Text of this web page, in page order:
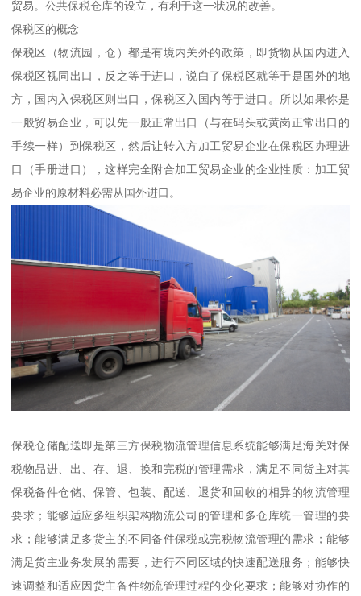
贸易。公共保税仓库的设立，有利于这一状况的改善。
保税区的概念
保税区（物流园，仓）都是有境内关外的政策，即货物从国内进入
保税区视同出口，反之等于进口，说白了保税区就等于是国外的地
方，国内入保税区则出口，保税区入国内等于进口。所以如果你是
一般贸易企业，可以先一般正常出口（与在码头或黄岗正常出口的
手续一样）到保税区，然后让转入方加工贸易企业在保税区办理进
口（手册进口），这样完全附合加工贸易企业的企业性质：加工贸
易企业的原材料必需从国外进口。
保税仓储配送即是第三方保税物流管理信息系统能够满足海关对保
税物品进、出、存、退、换和完税的管理需求，满足不同货主对其
保税备件仓储、保管、包装、配送、退货和回收的相异的物流管理
要求；能够适应多组织架构物流公司的管理和多仓库统一管理的要
求；能够满足多货主的不同备件保税或完税物流管理的需求；能够
满足货主业务发展的需要，进行不同区域的快速配送服务；能够快
速调整和适应因货主备件物流管理过程的变化要求；能够对协作的